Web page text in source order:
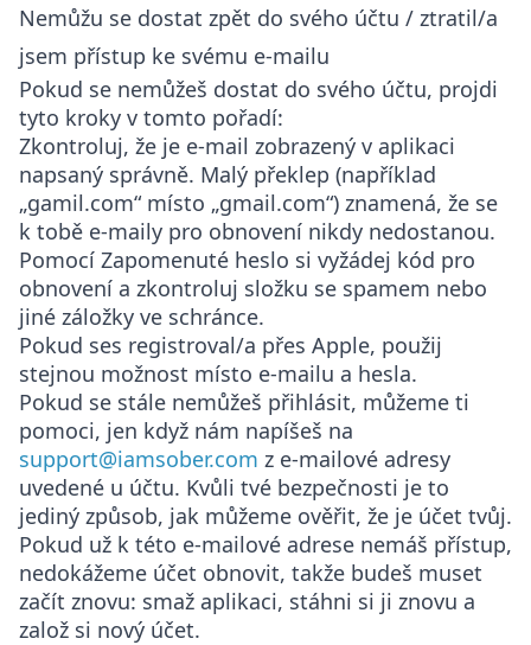
Nemůžu se dostat zpět do svého účtu / ztratil/a
jsem přístup ke svému e-mailu
Pokud se nemůžeš dostat do svého účtu, projdi
tyto kroky v tomto pořadí:
Zkontroluj, že je e-mail zobrazený v aplikaci
napsaný správně. Malý překlep (například
„gamil.com“ místo „gmail.com“) znamená, že se
k tobě e-maily pro obnovení nikdy nedostanou.
Pomocí Zapomenuté heslo si vyžádej kód pro
obnovení a zkontroluj složku se spamem nebo
jiné záložky ve schránce.
Pokud ses registroval/a přes Apple, použij
stejnou možnost místo e-mailu a hesla.
Pokud se stále nemůžeš přihlásit, můžeme ti
pomoci, jen když nám napíšeš na
support@iamsober.com z e-mailové adresy
uvedené u účtu. Kvůli tvé bezpečnosti je to
jediný způsob, jak můžeme ověřit, že je účet tvůj.
Pokud už k této e-mailové adrese nemáš přístup,
nedokážeme účet obnovit, takže budeš muset
začít znovu: smaž aplikaci, stáhni si ji znovu a
založ si nový účet.